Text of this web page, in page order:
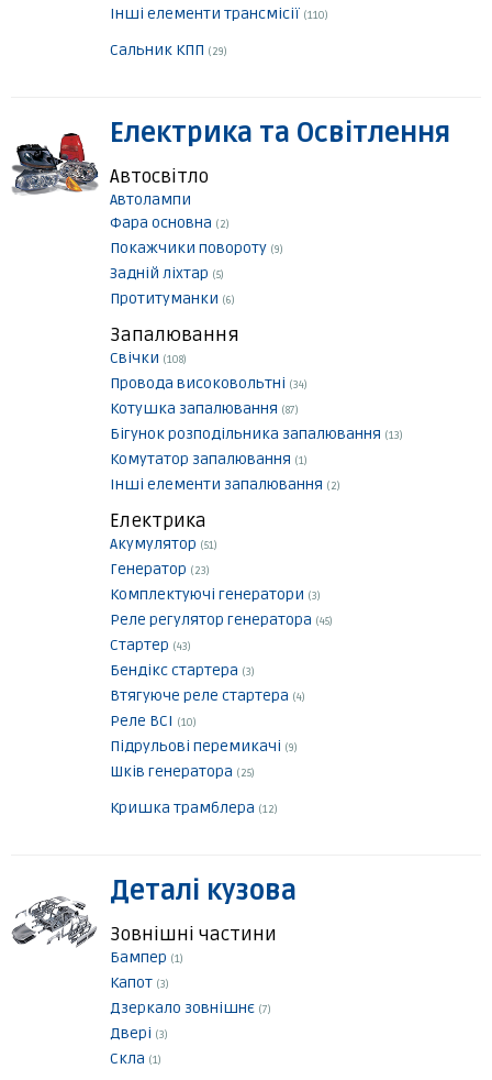
Інші елементи трансмісії (110)
Сальник КПП (29)
Електрика та Освітлення
Автосвітло
Автолампи
Фара основна (2)
Покажчики повороту (9)
Задній ліхтар (5)
Протитуманки (6)
Запалювання
Свічки (108)
Провода високовольтні (34)
Котушка запалювання (87)
Бігунок розподільника запалювання (13)
Комутатор запалювання (1)
Інші елементи запалювання (2)
Електрика
Акумулятор (51)
Генератор (23)
Комплектуючі генератори (3)
Реле регулятор генератора (45)
Стартер (43)
Бендікс стартера (3)
Втягуюче реле стартера (4)
Реле ВСІ (10)
Підрульові перемикачі (9)
Шків генератора (25)
Кришка трамблера (12)
Деталі кузова
Зовнішні частини
Бампер (1)
Капот (3)
Дзеркало зовнішнє (7)
Двері (3)
Скла (1)